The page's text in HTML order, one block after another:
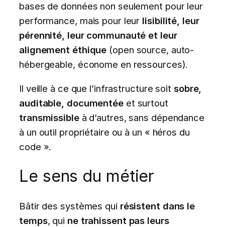
bases de données non seulement pour leur
performance, mais pour leur lisibilité, leur
pérennité, leur communauté et leur
alignement éthique (open source, auto-
hébergeable, économe en ressources).
Il veille à ce que l’infrastructure soit sobre,
auditable, documentéeet surtout
transmissibleà d’autres, sans dépendance
à un outil propriétaire ou à un « héros du
code ».
Le sens du métier
Bâtir des systèmes qui résistent dans le
temps, qui ne trahissent pas leurs